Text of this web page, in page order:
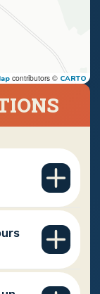
contributors © CARTO
à
la